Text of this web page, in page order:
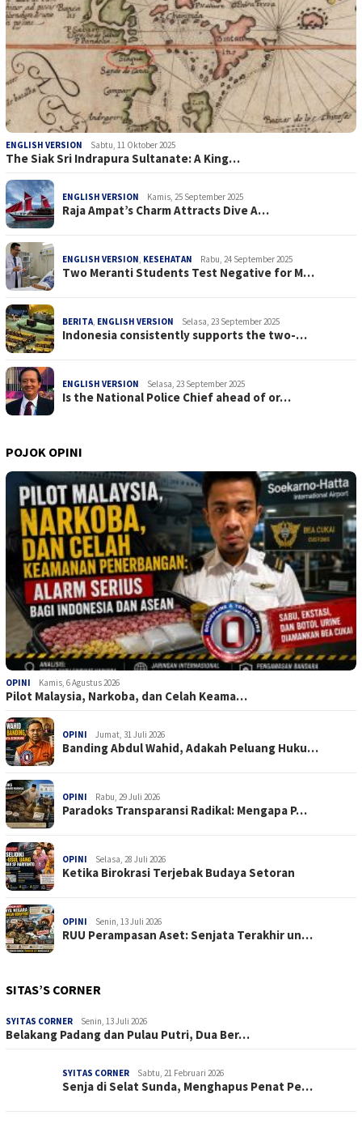
ENGLISH VERSION Sabtu, 11 Oktober 2025
The Siak Sri Indrapura Sultanate: A King…
ENGLISH VERSION Kamis, 25 September 2025
Raja Ampat’s Charm Attracts Dive A…
ENGLISH VERSION KESEHATAN Rabu, 24 September 2025
Two Meranti Students Test Negative for M…
BERITA ENGLISH VERSION Selasa, 23 September 2025
Indonesia consistently supports the two-…
ENGLISH VERSION Selasa, 23 September 2025
Is the National Police Chief ahead of or…
POJOK OPINI
OPINI Kamis, 6 Agustus 2026
Pilot Malaysia, Narkoba, dan Celah Keama…
OPINI Jumat, 31 Juli 2026
Banding Abdul Wahid, Adakah Peluang Huku…
OPINI Rabu, 29 Juli 2026
Paradoks Transparansi Radikal: Mengapa P…
OPINI Selasa, 28 Juli 2026
Ketika Birokrasi Terjebak Budaya Setoran
OPINI Senin, 13 Juli 2026
RUU Perampasan Aset: Senjata Terakhir un…
SITAS’S CORNER
SYITAS CORNER Senin, 13 Juli 2026
Belakang Padang dan Pulau Putri, Dua Ber…
SYITAS CORNER Sabtu, 21 Februari 2026
Senja di Selat Sunda, Menghapus Penat Pe…